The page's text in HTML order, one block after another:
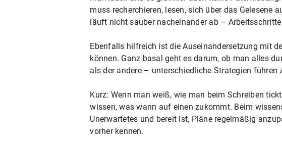
muss recherchieren, lesen, sich über das Gelesene
läuft nicht sauber nacheinander ab –
Ebenfalls hilfreich ist die Auseinandersetzung mit
können. Ganz basal geht es darum, ob man alles
als der andere – unterschiedliche Strategien führen
Kurz: Wenn man weiß, wie man beim Schreiben
wissen, was wann auf einen zukommt. Beim
Unerwartetes und bereit ist, Pläne regelmäßig
vorher kennen.